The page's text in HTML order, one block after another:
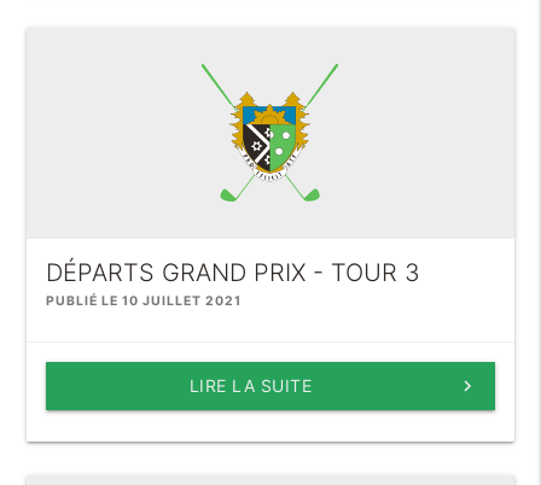
DÉPARTS GRAND PRIX - TOUR 3
PUBLIÉ LE 10 JUILLET 2021
keyboard_arrow_right
LIRE LA SUITE